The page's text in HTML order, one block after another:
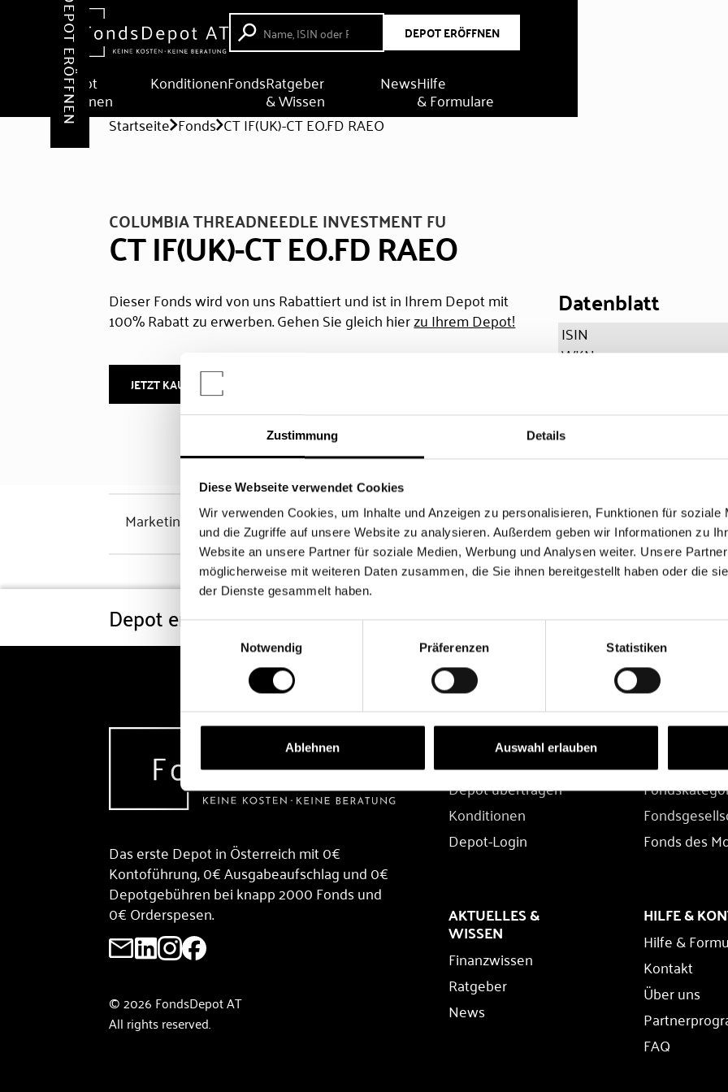
Zustimmung Details
Diese Webseite verwendet Cookies
Wir verwenden Cookies, um Inhalte und Anzeigen zu personalisieren, Funktionen für soziale
und die Zugriffe auf unsere Website zu analysieren. Außerdem geben wir Informationen zu
Website an unsere Partner für soziale Medien, Werbung und Analysen weiter. Unsere
möglicherweise mit weiteren Daten zusammen, die Sie ihnen bereitgestellt haben oder die
der Dienste gesammelt haben.
Einwilligungsauswahl
Notwendig
Präferenzen Statistiken
Ablehnen Auswahl erlauben
DEPOT ERÖFFNEN
Depot
eröffnen
KonditionenFondsRatgeber
& Wissen
NewsHilfe
& Formulare
DEPOT ERÖFFNEN Startseite Fonds CT IF(UK)-CT EO.FD RAEO
COLUMBIA THREADNEEDLE INVESTMENT FU
CT IF(UK)-CT EO.FD RAEO
Dieser Fonds wird von uns Rabattiert und ist in Ihrem Depot mit
100% Rabatt zu erwerben. Gehen Sie gleich hierzu Ihrem Depot!
JETZT KAUFEN
Datenblatt
ISIN
WKN
Marketinghinweis Chancen & Risiken
Depot eröffnen Konditionen Fonds FAQ
Das erste Depot in Österreich mit 0€
Kontoführung, 0€ Ausgabeaufschlag und 0€
Depotgebühren bei knapp 2000 Fonds und
0€ Orderspesen.
© 2026 FondsDepot AT
All rights reserved.
DEPOT
Depot übertragen
Konditionen
Depot-Login
FONDS
Fondssuche
Fonds des
AKTUELLES &
WISSEN
Finanzwissen
Ratgeber
News
HILFE &
Hilfe &
Kontakt
Über uns
FAQ